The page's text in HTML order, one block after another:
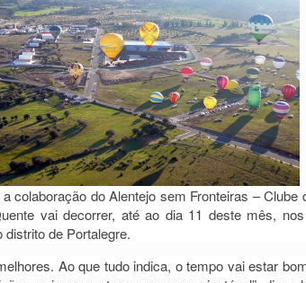
colaboração do Alentejo sem Fronteiras – Clube
vai decorrer, até ao dia 11 deste mês,
de Portalegre.
Ao que tudo indica, o tempo vai estar